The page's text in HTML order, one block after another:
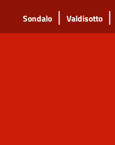
Sondalo | Valdisotto |